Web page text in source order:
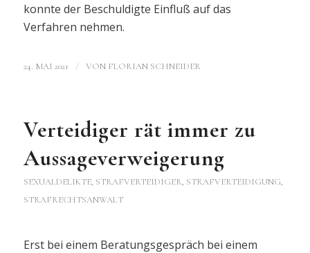
konnte der Beschuldigte Einfluß auf das
Verfahren nehmen.
24. MAI 2021 / VON FLORIAN SCHNEIDER
Verteidiger rät immer zu
Aussageverweigerung
SEXUALDELIKTE, STRAFVERTEIDIGER, STRAFVERTEIDIGUNG,
STRAFRECHTSANWALT
Erst bei einem Beratungsgespräch bei einem